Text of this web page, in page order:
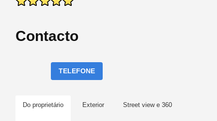
Contacto
TELEFONE
Do proprietário Exterior Street view e 360